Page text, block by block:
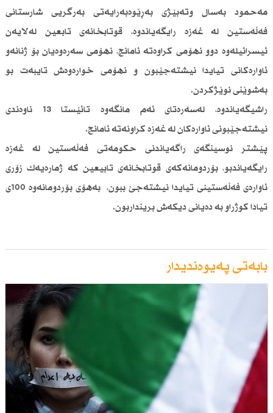
مەحمود بەسال وتەبێژی بەڕێوەبەرایەتی بەرگریی شارستانی
فەڵەستین لە غەزە رایگەیاندوە، قوتابخانەی تابعین لەلایەن
ئیسرائیلەوە دوو نهۆمی كراوەتە ئامانج، نهۆمی سەرەوەیان بۆ ژنانەو
ئاوارەكانی تیایدا نیشتەجێبون و نهۆمی خوارەوەش تایبەت بو
بەشوێنی نوێژكردن.
راشیگەیاندوە، لەسەرەتای ئەم مانگەوە تائێستا 13 ناوەندی
نیشتەجێبونی ئاوارەكان لە غەزە كراونەتە ئامانج.
پێشتر نوسینگەی راگەیاندنی حكومەتی فەڵەستین لە غەزە
رایگەیاندبو، بۆردومانەكەی قوتابخانەی تابیعین كە ژمارەیەك زۆری
ئاوارەی فەڵەستینی تیایدا نیشتەجێ ببون، بەهۆی بۆردومانەوە 100ی
تیادا كوژراو بە دەیانی دیكەش برینداربون.
بابەتی پەیوەندیدار